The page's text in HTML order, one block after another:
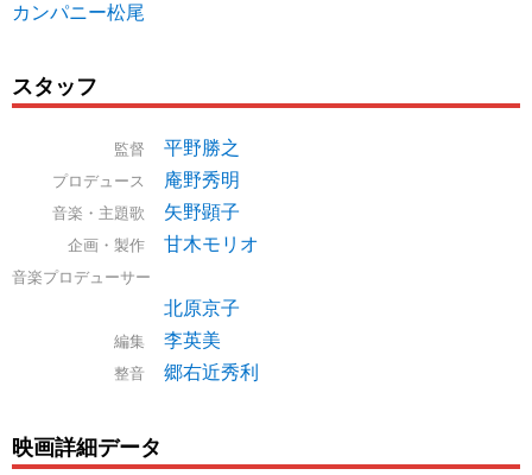
カンパニー松尾
スタッフ
監督 平野勝之
プロデュース 庵野秀明
音楽・主題歌 矢野顕子
企画・製作 甘木モリオ
音楽プロデューサー
北原京子
編集 李英美
整音 郷右近秀利
映画詳細データ